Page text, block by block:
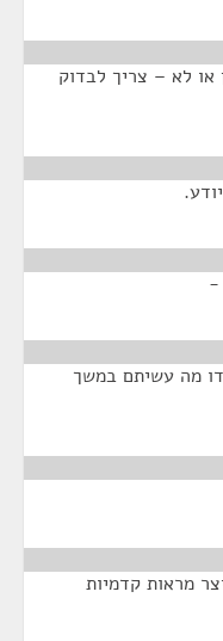
לא – צריך לבדוק
-
מה עשיתם במשך
מראות קדמיות